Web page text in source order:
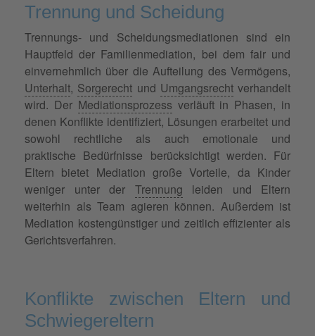
Trennung und Scheidung
Trennungs- und Scheidungsmediationen sind ein
Hauptfeld der Familienmediation, bei dem fair und
einvernehmlich über die Aufteilung des Vermögens,
Unterhalt, Sorgerecht und Umgangsrechtverhandelt
wird. Der Mediationsprozess verläuft in Phasen, in
denen Konflikte identifiziert, Lösungen erarbeitet und
sowohl rechtliche als auch emotionale und
praktische Bedürfnisse berücksichtigt werden. Für
Eltern bietet Mediation große Vorteile, da Kinder
weniger unter der Trennung leiden und Eltern
weiterhin als Team agieren können. Außerdem ist
Mediation kostengünstiger und zeitlich effizienter als
Gerichtsverfahren.
Konflikte zwischen Eltern und
Schwiegereltern